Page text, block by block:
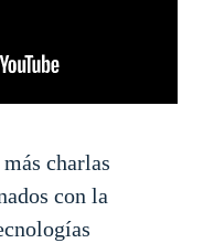
charlas
con la